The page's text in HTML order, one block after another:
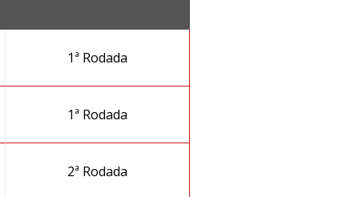
1ª Rodada
1ª Rodada
2ª Rodada